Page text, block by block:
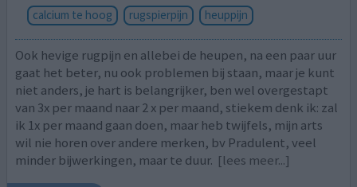
calcium te hoog
rugspierpijn heuppijn
Ook hevige rugpijn en allebei de heupen, na een paar uur
gaat het beter, nu ook problemen bij staan, maar je kunt
niet anders, je hart is belangrijker, ben wel overgestapt
van 3x per maand naar 2 x per maand, stiekem denk ik: zal
ik 1x per maand gaan doen, maar heb twijfels, mijn arts
wil nie horen over andere merken, bv Pradulent, veel
minder bijwerkingen, maar te duur. [lees meer...]